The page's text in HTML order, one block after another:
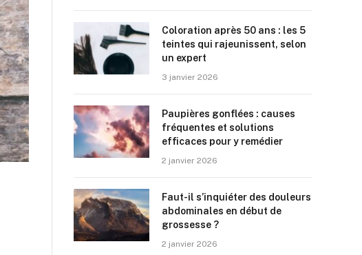
Coloration après 50 ans : les 5
teintes qui rajeunissent, selon
un expert
3 janvier 2026
Paupières gonflées : causes
fréquentes et solutions
efficaces pour y remédier
2 janvier 2026
Faut-il s’inquiéter des douleurs
abdominales en début de
grossesse ?
2 janvier 2026